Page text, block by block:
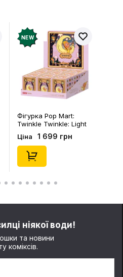
NEW
Фігурка Pop Mart:
Twinkle Twinkle: Light
Up: Scene Sets Series
(Blind Box: 1 з 10)
(Secret Edition),
(21372)
Ціна 1 699 грн
ніякої води!
та новини
коміксів.